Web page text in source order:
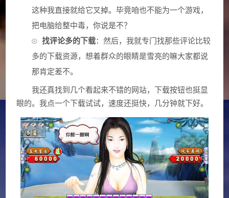
这种我直接就给它叉掉。毕竟咱也不能为一个游戏，
把电脑给整中毒，你说是不？
找评论多的下载：然后，我就专门找那些评论比较
多的下载资源，想着群众的眼睛是雪亮的嘛大家都说
那肯定差不。
我还真找到几个看起来不错的网站，下载按钮也挺显
眼的。我点一个下载试试，速度还挺快，几分钟就下好。